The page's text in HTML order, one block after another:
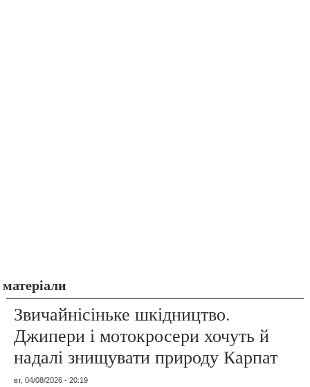
матеріали
Звичайнісіньке шкідництво.
Джипери і мотокросери хочуть й
надалі знищувати природу Карпат
вт, 04/08/2026 - 20:19